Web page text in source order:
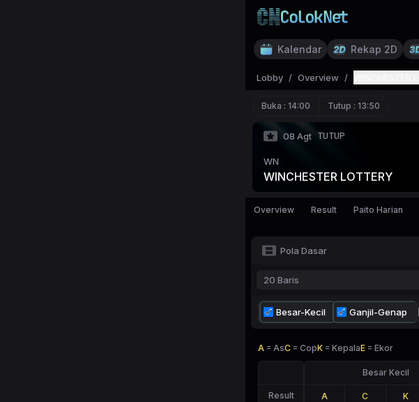
Kalendar Rekap 2D
Lobby / Overview /
Buka : 14:00 Tutup : 13:50
08 Agt TUTUP
WN
WINCHESTER LOTTERY
Overview Result Paito Harian
Pola Dasar
20 Baris
Besar-Kecil Ganjil-Genap
A = AsC = CopK = KepalaE = Ekor
Result
Besar Kecil
A C K